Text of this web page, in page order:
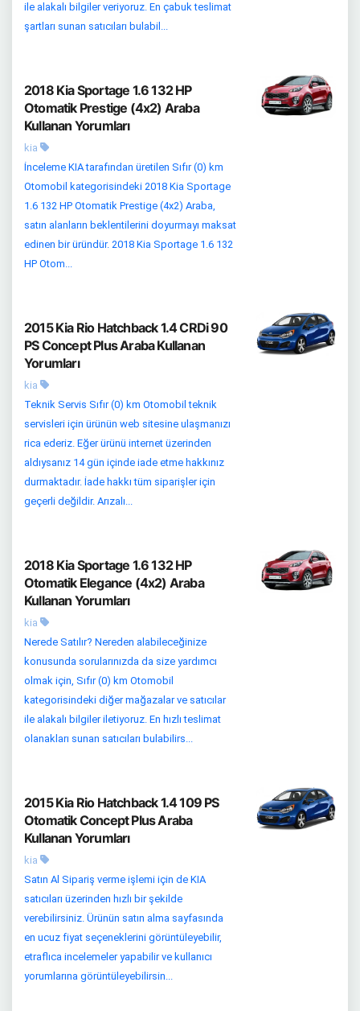
ile alakalı bilgiler veriyoruz. En çabuk teslimat
şartları sunan satıcıları bulabil...
2018 Kia Sportage 1.6 132 HP
Otomatik Prestige (4x2) Araba
Kullanan Yorumları
kia
İnceleme KIA tarafından üretilen Sıfır (0) km
Otomobil kategorisindeki 2018 Kia Sportage
1.6 132 HP Otomatik Prestige (4x2) Araba,
satın alanların beklentilerini doyurmayı maksat
edinen bir üründür. 2018 Kia Sportage 1.6 132
HP Otom...
2015 Kia Rio Hatchback 1.4 CRDi 90
PS Concept Plus Araba Kullanan
Yorumları
kia
Teknik Servis Sıfır (0) km Otomobil teknik
servisleri için ürünün web sitesine ulaşmanızı
rica ederiz. Eğer ürünü internet üzerinden
aldıysanız 14 gün içinde iade etme hakkınız
durmaktadır. İade hakkı tüm siparişler için
geçerli değildir. Arızalı...
2018 Kia Sportage 1.6 132 HP
Otomatik Elegance (4x2) Araba
Kullanan Yorumları
kia
Nerede Satılır? Nereden alabileceğinize
konusunda sorularınızda da size yardımcı
olmak için, Sıfır (0) km Otomobil
kategorisindeki diğer mağazalar ve satıcılar
ile alakalı bilgiler iletiyoruz. En hızlı teslimat
olanakları sunan satıcıları bulabilirs...
2015 Kia Rio Hatchback 1.4 109 PS
Otomatik Concept Plus Araba
Kullanan Yorumları
kia
Satın Al Sipariş verme işlemi için de KIA
satıcıları üzerinden hızlı bir şekilde
verebilirsiniz. Ürünün satın alma sayfasında
en ucuz fiyat seçeneklerini görüntüleyebilir,
etraflıca incelemeler yapabilir ve kullanıcı
yorumlarına görüntüleyebilirsin...